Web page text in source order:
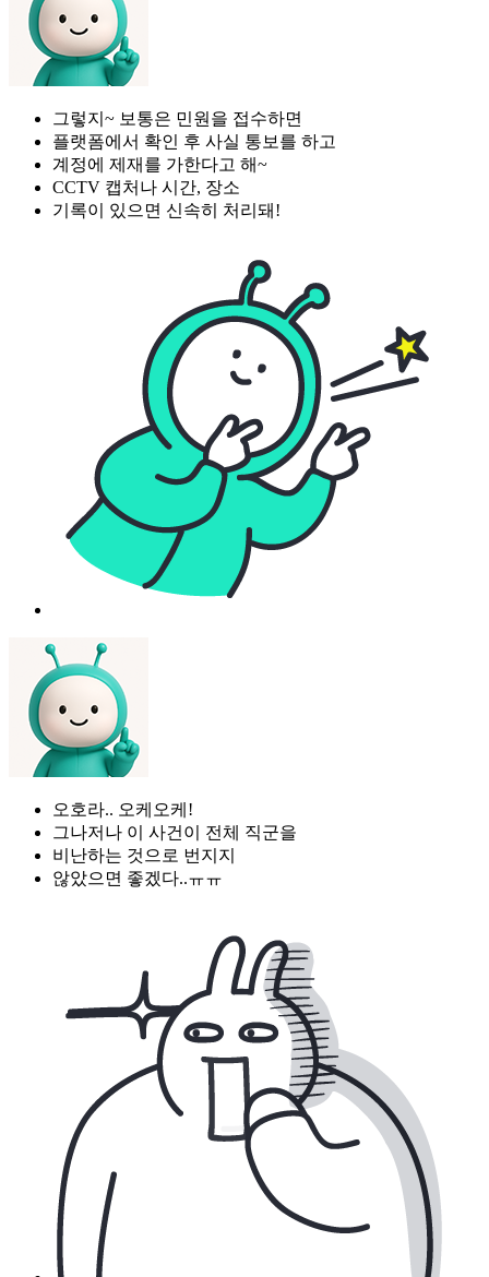
그렇지~ 보통은 민원을 접수하면
플랫폼에서 확인 후 사실 통보를 하고
계정에 제재를 가한다고 해~
CCTV 캡처나 시간, 장소
기록이 있으면 신속히 처리돼!
오호라.. 오케오케!
그나저나 이 사건이 전체 직군을
비난하는 것으로 번지지
않았으면 좋겠다..ㅠㅠ